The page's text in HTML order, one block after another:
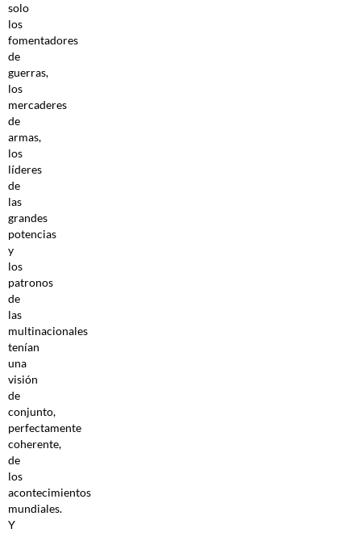
solo
los
fomentadores
de
guerras,
los
mercaderes
de
armas,
los
líderes
de
las
grandes
potencias
y
los
patronos
de
las
multinacionales
tenían
una
visión
de
conjunto,
perfectamente
coherente,
de
los
acontecimientos
mundiales.
Y